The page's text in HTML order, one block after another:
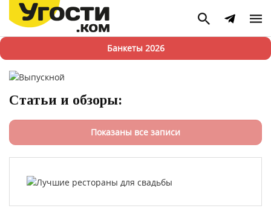
Банкеты 2026
Статьи и обзоры:
Показаны все записи